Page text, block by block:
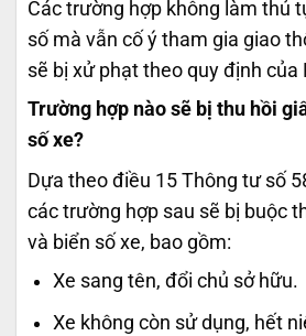
Các trường hợp không làm thủ
số mà vẫn cố ý tham gia giao
sẽ bị xử phạt theo quy định của
Trường hợp nào sẽ bị thu hồi
số xe?
Dựa theo điều 15 Thông tư số
các trường hợp sau sẽ bị buộc
và biển số xe, bao gồm:
Xe sang tên, đổi chủ sở hữu.
Xe không còn sử dụng, hết